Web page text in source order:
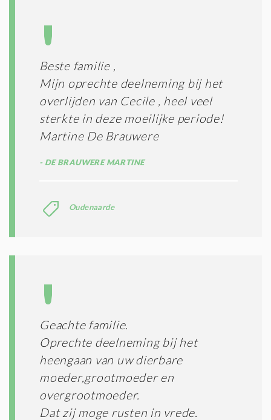
Beste familie ,
Mijn oprechte deelneming bij het
overlijden van Cecile , heel veel
sterkte in deze moeilijke periode!
Martine De Brauwere
DE BRAUWERE MARTINE
Oudenaarde
Geachte familie.
Oprechte deelneming bij het
heengaan van uw dierbare
moeder,grootmoeder en
overgrootmoeder.
Dat zij moge rusten in vrede.